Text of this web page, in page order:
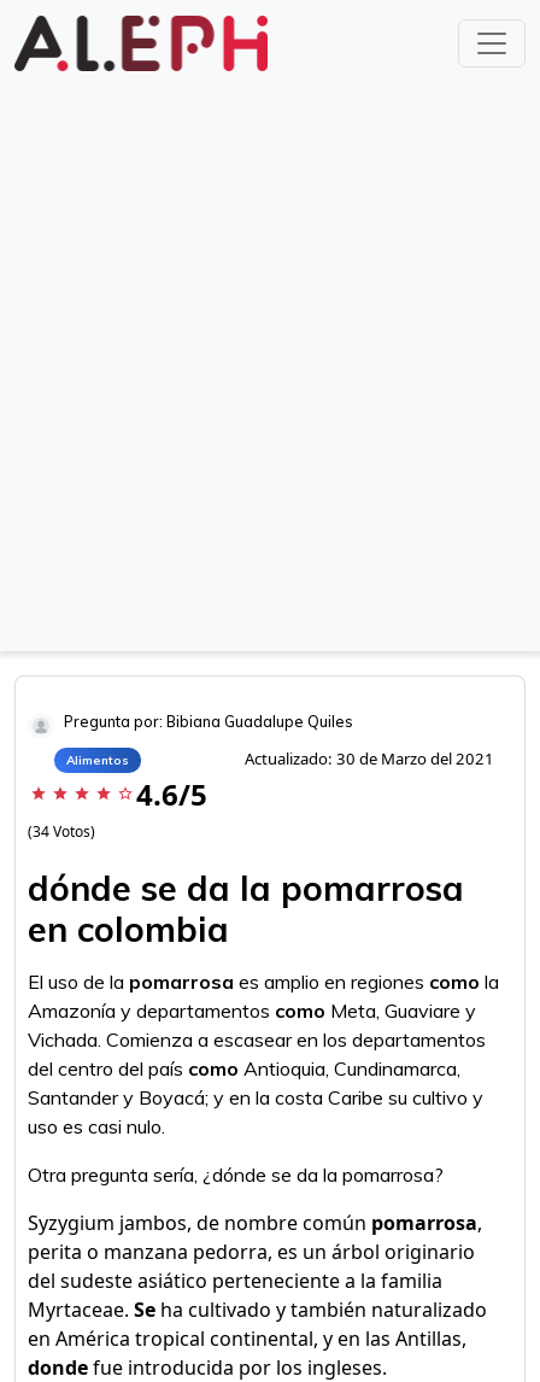
Pregunta por: Bibiana Guadalupe Quiles
Alimentos Actualizado: 30 de Marzo del 2021
star star star star star_border 4.6/5
(34 Votos)
dónde se da la pomarrosa
en colombia
El uso de la pomarrosa es amplio en regiones como la
Amazonía y departamentos como Meta, Guaviare y
Vichada. Comienza a escasear en los departamentos
del centro del país como Antioquia, Cundinamarca,
Santander y Boyacá; y en la costa Caribe su cultivo y
uso es casi nulo.
Otra pregunta sería, ¿dónde se da la pomarrosa?
Syzygium jambos, de nombre común pomarrosa,
perita o manzana pedorra, es un árbol originario
del sudeste asiático perteneciente a la familia
Myrtaceae. Se ha cultivado y también naturalizado
en América tropical continental, y en las Antillas,
dondefue introducida por los ingleses.